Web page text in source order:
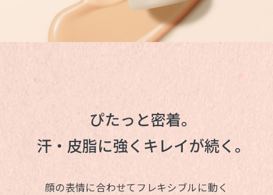
ぴたっと密着。
汗・皮脂に強くキレイが続く。
顔の表情に合わせてフレキシブルに動く